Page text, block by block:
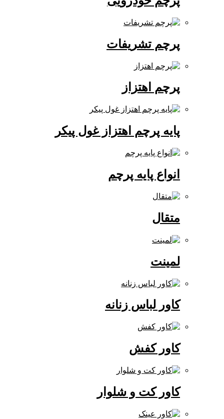
پرچم تشریفات
پرچم اهتزاز
پایه پرچم اهتزاز غول پیکر
انواع پایه پرچم
کاور لباس زنانه
کاور کفش
کاور کت و شلوار